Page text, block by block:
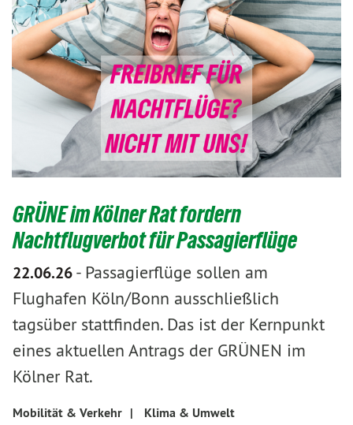
GRÜNE im Kölner Rat fordern
Nachtflugverbot für Passagierflüge
22.06.26- Passagierflüge sollen am
Flughafen Köln/Bonn ausschließlich
tagsüber stattfinden. Das ist der Kernpunkt
eines aktuellen Antrags der GRÜNEN im
Kölner Rat.
Mobilität & Verkehr |
Klima & Umwelt